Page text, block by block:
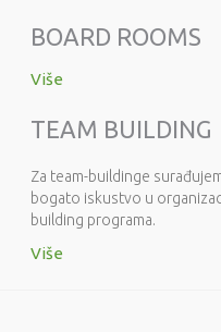
BOARD ROOMS
Više
TEAM BUILDING
Za team-buildinge
bogato iskustvo u
building programa.
Više